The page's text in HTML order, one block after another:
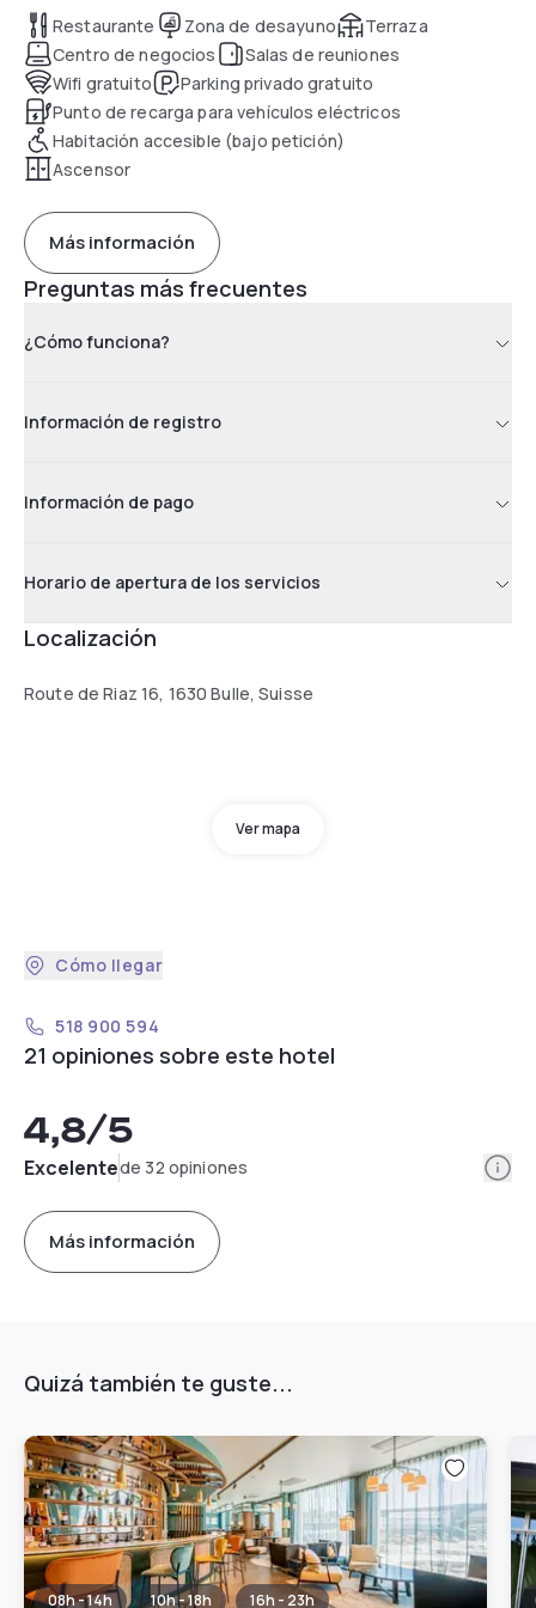
Restaurante Zona de desayuno
Terraza
Centro de negocios
Salas de reuniones
Wifi gratuito
Parking privado gratuito
Punto de recarga para vehículos eléctricos
Habitación accesible (bajo petición)
Ascensor
Más información
Preguntas más frecuentes
¿Cómo funciona?
Información de registro
Información de pago
Horario de apertura de los servicios
Localización
Route de Riaz 16, 1630 Bulle, Suisse
Ver mapa
Cómo llegar
518 900 594
21 opiniones sobre este hotel
4,8/5
Excelentede 32 opiniones
Más información
Quizá también te guste...
08h - 14h 10h - 18h 16h - 23h